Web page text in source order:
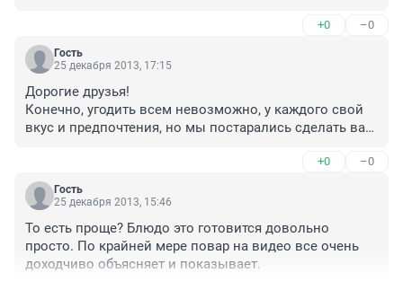
+0 –0
Гость
25 декабря 2013, 17:15
Дорогие друзья!
Конечно, угодить всем невозможно, у каждого свой
вкус и предпочтения, но мы постарались сделать ваш
Спасибо за проявленный интерес к нашему проекту.
Спасибо всем за комментарии.
Всех с наступающими праздниками! Пусть ваш
+0 –0
Гость
25 декабря 2013, 15:46
То есть проще? Блюдо это готовится довольно
просто. По крайней мере повар на видео все очень
доходчиво объясняет и показывает.